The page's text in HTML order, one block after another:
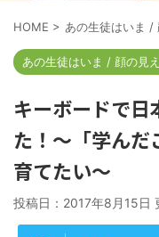
HOME > あの生徒はいま /
あの生徒はいま / 顔の見
キーボードで日
た！～「学んだ
育てたい～
投稿日：2017年8月15日